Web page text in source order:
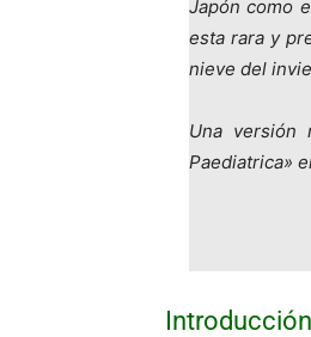
Japón como
esta rara y
nieve del
Una versión
Paediatrica»
Introducción